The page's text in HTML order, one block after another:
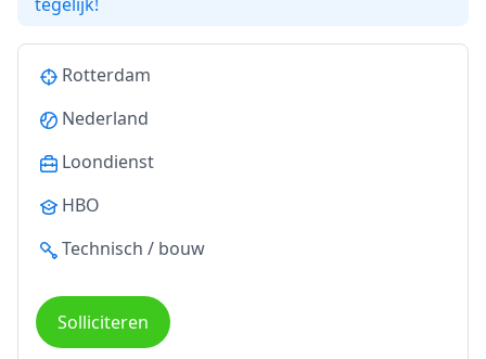
Rotterdam
Nederland
Loondienst
HBO
Technisch / bouw
Solliciteren